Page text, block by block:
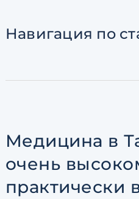
Навигация по
Медицина в
очень
практически